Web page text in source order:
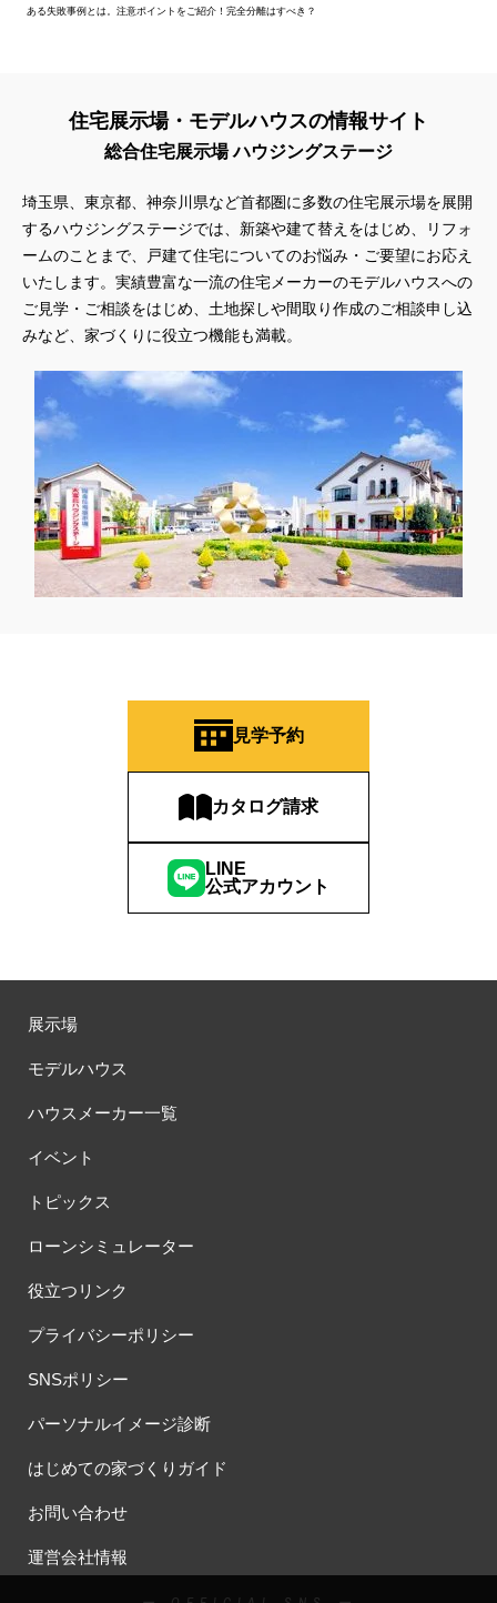
ある失敗事例とは。注意ポイントをご紹介！完全分離はすべき？
住宅展示場・モデルハウスの情報サイト
総合住宅展示場 ハウジングステージ
埼玉県、東京都、神奈川県など首都圏に多数の住宅展示場を展開
するハウジングステージでは、新築や建て替えをはじめ、リフォ
ームのことまで、戸建て住宅についてのお悩み・ご要望にお応え
いたします。実績豊富な一流の住宅メーカーのモデルハウスへの
ご見学・ご相談をはじめ、土地探しや間取り作成のご相談申し込
みなど、家づくりに役立つ機能も満載。
見学予約
カタログ請求
LINE
公式アカウント
展示場
モデルハウス
ハウスメーカー一覧
イベント
トピックス
ローンシミュレーター
役立つリンク
プライバシーポリシー
SNSポリシー
パーソナルイメージ診断
はじめての家づくりガイド
お問い合わせ
運営会社情報